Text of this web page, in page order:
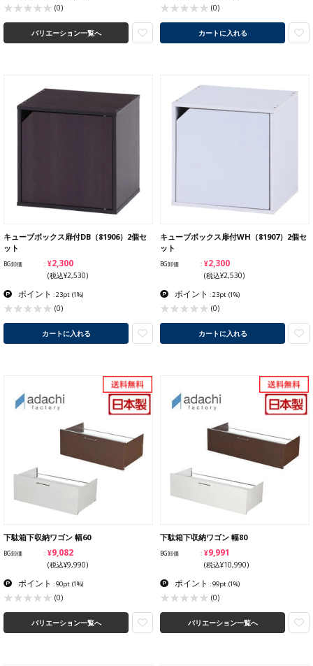
(0)
バリエーション一覧へ
(0)
カートに入れる
キューブボックス扉付DB（81906）2個セ
ット
BG卸価 ¥2,300
(税込¥2,530)
ポイント : 23pt (1%)
(0)
カートに入れる
キューブボックス扉付WH（81907）2個セ
ット
BG卸価 ¥2,300
(税込¥2,530)
ポイント : 23pt (1%)
(0)
カートに入れる
下駄箱下収納ワゴン 幅60
BG卸価 ¥9,082
(税込¥9,990)
ポイント : 90pt (1%)
(0)
バリエーション一覧へ
下駄箱下収納ワゴン 幅80
BG卸価 ¥9,991
(税込¥10,990)
ポイント : 99pt (1%)
(0)
バリエーション一覧へ